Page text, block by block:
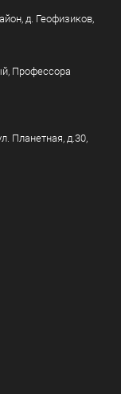
д. Геофизиков,
Профессора
Планетная, д.30,